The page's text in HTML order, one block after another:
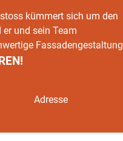
kümmert sich um den
und sein Team
Fassadengestaltung
Adresse